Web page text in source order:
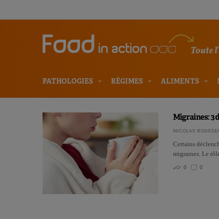
Toute
PATHOLOGIES RÉGIMES ALIMENTS
Migraines: 3
NICOLAS
Certains
migraines. Le
0
0